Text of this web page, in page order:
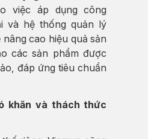
việc áp dụng công
và hệ thống quản lý
cao hiệu quả sản
các sản phẩm được
đáp ứng tiêu chuẩn
khăn và thách thức